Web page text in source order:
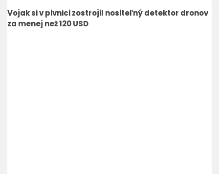
Vojak si v pivnici zostrojil nositeľný detektor dronov
za menej než 120 USD